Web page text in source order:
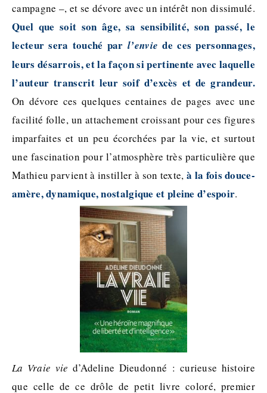
campagne –, et se dévore avec un intérêt non dissimulé.
Quel que soit son âge, sa sensibilité, son passé, le
lecteur sera touché parl’envie de ces personnages,
leurs désarrois, et la façon si pertinente avec laquelle
l’auteur transcrit leur soif d’excès et de grandeur.
On dévore ces quelques centaines de pages avec une
facilité folle, un attachement croissant pour ces figures
imparfaites et un peu écorchées par la vie, et surtout
une fascination pour l’atmosphère très particulière que
Mathieu parvient à instiller à son texte,à la fois douce-
amère, dynamique, nostalgique et pleine d’espoir.
La Vraie vie d’Adeline Dieudonné : curieuse histoire
que celle de ce drôle de petit livre coloré, premier